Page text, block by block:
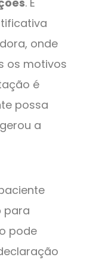
onde
os motivos
é
possa
a
para
pode